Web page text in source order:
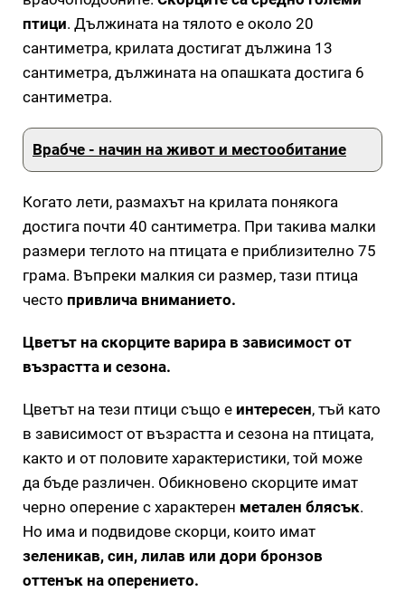
птици. Дължината на тялото е около 20
сантиметра, крилата достигат дължина 13
сантиметра, дължината на опашката достига 6
сантиметра.
Врабче - начин на живот и местообитание
Когато лети, размахът на крилата понякога
достига почти 40 сантиметра. При такива малки
размери теглото на птицата е приблизително 75
грама. Въпреки малкия си размер, тази птица
често привлича вниманието.
Цветът на скорците варира в зависимост от
възрастта и сезона.
Цветът на тези птици също е интересен, тъй като
в зависимост от възрастта и сезона на птицата,
както и от половите характеристики, той може
да бъде различен. Обикновено скорците имат
черно оперение с характерен метален блясък.
Но има и подвидове скорци, които имат
зеленикав, син, лилав или дори бронзов
оттенък на оперението.